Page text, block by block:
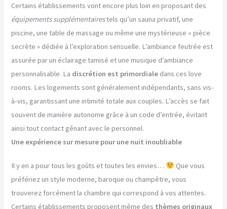
Certains établissements vont encore plus loin en proposant des
équipements supplémentairestels qu’un sauna privatif, une
piscine, une table de massage ou même une mystérieuse « pièce
secrète » dédiée à l’exploration sensuelle. L’ambiance feutrée est
assurée par un éclairage tamisé et une musique d’ambiance
personnalisable. La discrétion est primordiale dans ces love
rooms. Les logements sont généralement indépendants, sans vis-
à-vis, garantissant une intimité totale aux couples. L’accès se fait
souvent de manière autonome grâce à un code d’entrée, évitant
ainsi tout contact gênant avec le personnel.
Une expérience sur mesure pour une nuit inoubliable
Il y en a pour tous les goûts et toutes les envies…
Que vous
préfériez un style moderne, baroque ou champêtre, vous
trouverez forcément la chambre qui correspond à vos attentes.
Certains établissements proposent même des thèmes originaux